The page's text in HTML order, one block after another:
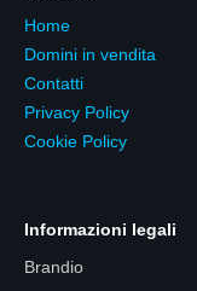
Home
Domini in vendita
Contatti
Privacy Policy
Cookie Policy
Informazioni legali
Brandio